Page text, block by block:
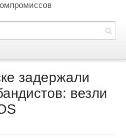
задержали
везли